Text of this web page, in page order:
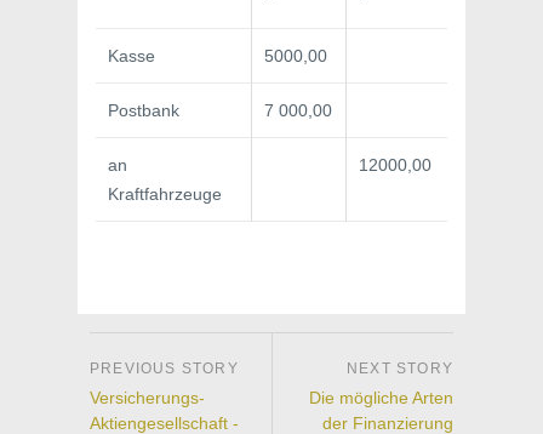
Kasse 5000,00
Postbank 7 000,00
an
Kraftfahrzeuge
12000,00
Versicherungs-
Aktiengesellschaft -
Die mögliche Arten
der Finanzierung